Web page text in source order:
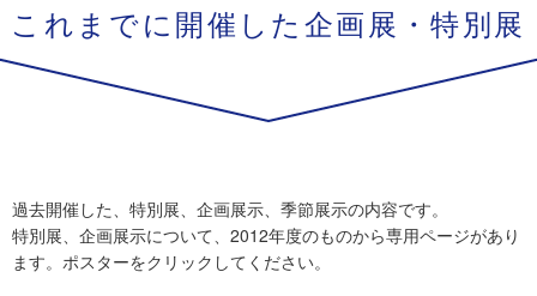
これまでに開催した企画展・特別展
過去開催した、特別展、企画展示、季節展示の内容です。
特別展、企画展示について、2012年度のものから専用ページがあり
ます。ポスターをクリックしてください。